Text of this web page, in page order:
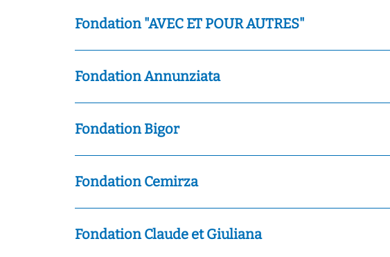
Fondation "AVEC ET POUR AUTRES"
Fondation Annunziata
Fondation Bigor
Fondation Cemirza
Fondation Claude et Giuliana